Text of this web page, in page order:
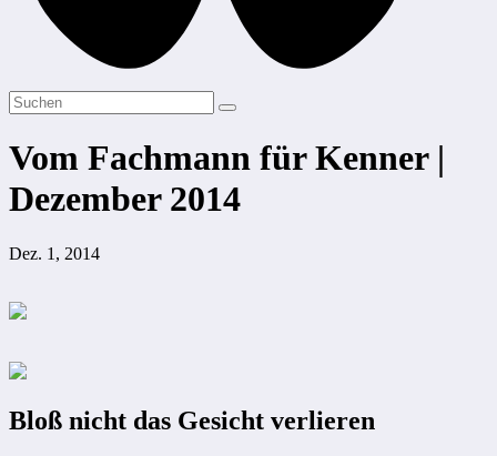
Vom Fachmann für Kenner |
Dezember 2014
Dez. 1, 2014
Bloß nicht das Gesicht verlieren